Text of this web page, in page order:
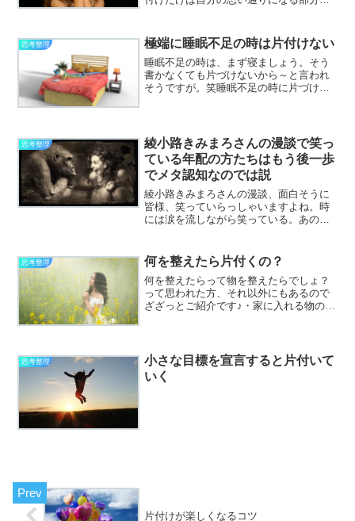
動かしてみることが出来る人の物って勝
手に動かせないじゃないで...
思考整理 極端に睡眠不足の時は片付けない
睡眠不足の時は、まず寝ましょう。そう
書かなくても片づけないから～と言われ
そうですが。笑睡眠不足の時に片づけよ
うこともあります。片付け...
思考整理
綾小路きみまろさんの漫談で笑っ
ている年配の方たちはもう後一歩
でメタ認知なのでは説
綾小路きみまろさんの漫談、面白そうに
皆様、笑っていらっしゃいますよね。時
には涙を流しながら笑っている。あの姿
と。自分のことを指摘されているかのよ
うにきみまろさんはお話にな...
思考整理 何を整えたら片付くの？
何を整えたらって物を整えたらでしょ？
って思われた方、それ以外にもあるので
ざざっとご紹介です♪・家に入れる物の数
ないかをチェック・お金...
思考整理
小さな目標を宣言すると片付いて
いく
片付けが楽しくなるコツ